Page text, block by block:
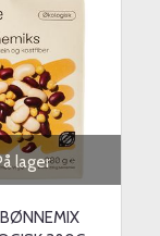
lager
BØNNEMIX